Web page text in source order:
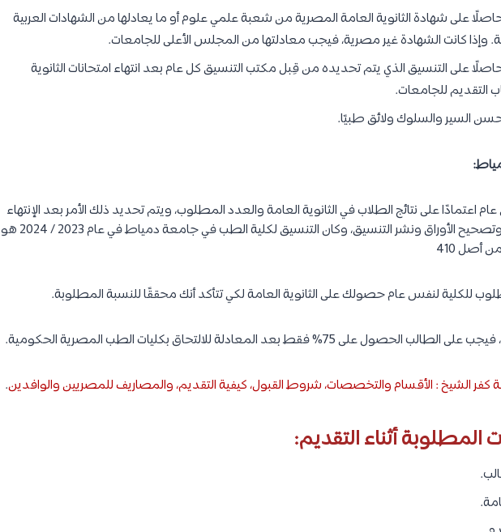
على شهادة الثانوية العامة المصرية من شعبة علمي علوم أو ما يعادلها من الشهادات العربية
وإذا كانت الشهادة غير مصرية، فيجب معادلتها من المجلس الأعلى للجامعات.
على التنسيق الذي يتم تحديده من قِبل مكتب التنسيق كل عام بعد انتهاء امتحانات الثانوية
التقديم للجامعات.
السير والسلوك ولائق طبيًا.
اعتمادًا على نتائج الطلاب في الثانوية العامة والعدد المطلوب، ويتم تحديد ذلك الأمر بعد الإنتهاء
من امتحانات الثانوية العامة وتصحيح الأوراق ونشر التنسيق، وكان التنسيق لكلية الطب في جامعة دمياط في عام 2023 / 2024 هو
للكلية لنفس عام حصولك على الثانوية العامة لكي تتأكد أنك محققًا للنسبة المطلوبة.
فقط بعد المعادلة للالتحاق بكليات الطب المصرية الحكومية.
الشيخ : الأقسام والتخصصات، شروط القبول، كيفية التقديم، والمصاريف للمصريين والوافدين.
المطلوبة أثناء التقديم: